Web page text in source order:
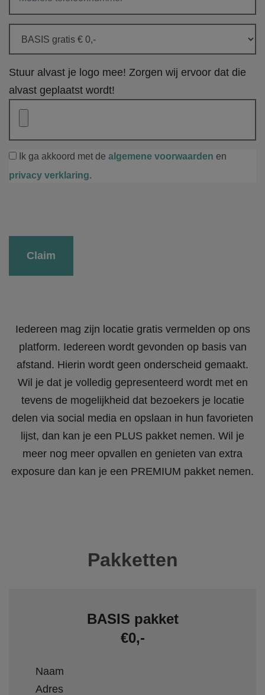
Stuur alvast je logo mee! Zorgen wij ervoor dat die
alvast geplaatst wordt!
Ik ga akkoord met de algemene voorwaarden en
privacy verklaring.
Iedereen mag zijn locatie gratis vermelden op ons
platform. Iedereen wordt gevonden op basis van
afstand. Hierin wordt geen onderscheid gemaakt.
Wil je dat je volledig gepresenteerd wordt met en
tevens de mogelijkheid dat bezoekers je locatie
delen via social media en opslaan in hun favorieten
lijst, dan kan je een PLUS pakket nemen. Wil je
meer nog meer opvallen en genieten van extra
exposure dan kan je een PREMIUM pakket nemen.
Pakketten
BASIS pakket
€0,-
Naam
Adres